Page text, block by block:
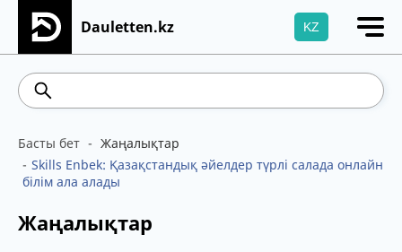
Dauletten.kz KZ
Сіздің өтінішіңіз сәтті жіберілді, Рақмет!
Басты бет
Жаңалықтар
Skills Enbek: Қазақстандық әйелдер түрлі салада онлайн
білім ала алады
Жаңалықтар